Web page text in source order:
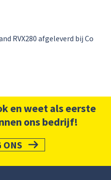
RVX280 afgeleverd bij Co
en weet als eerste
ons bedrijf!
ONS